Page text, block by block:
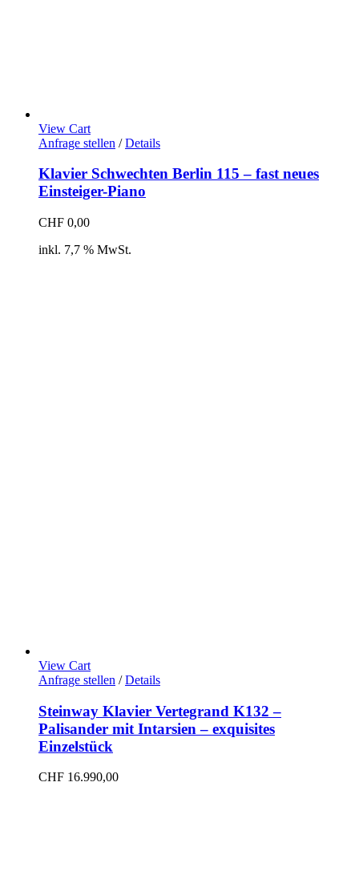
View Cart
Anfrage stellen / Details
Klavier Schwechten Berlin 115 – fast neues
Einsteiger-Piano
CHF 0,00
inkl. 7,7 % MwSt.
View Cart
Anfrage stellen / Details
Steinway Klavier Vertegrand K132 –
Palisander mit Intarsien – exquisites
Einzelstück
CHF 16.990,00